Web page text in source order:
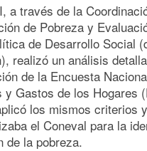
a través de la
de Pobreza y
de Desarrollo Social
realizó un análisis
de la Encuesta
y Gastos de los Hogares
los mismos criterios
el Coneval para la
de la pobreza.